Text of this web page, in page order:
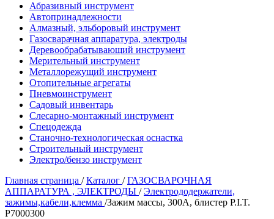
Абразивный инструмент
Автопринадлежности
Алмазный, эльборовый инструмент
Газосварачная аппаратура, электроды
Деревообрабатывающий инструмент
Мерительный инструмент
Металлорежущий инструмент
Отопительные агрегаты
Пневмоинструмент
Садовый инвентарь
Слесарно-монтажный инструмент
Спецодежда
Станочно-технологическая оснастка
Строительный инструмент
Электро/бензо инструмент
Главная страница / Каталог / ГАЗОСВАРОЧНАЯ
АППАРАТУРА , ЭЛЕКТРОДЫ / Электрододержатели,
зажимы,кабели,клемма /Зажим массы, 300А, блистер P.I.T.
P7000300